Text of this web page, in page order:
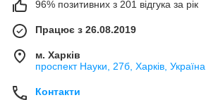
96% позитивних з 201 відгука за рік
Працює з 26.08.2019
м. Харків
проспект Науки, 27б, Харків, Україна
Контакти